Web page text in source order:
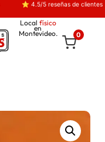
⭐ 4.5/5 reseñas de clientes
Local físico
en
Montevideo. 0